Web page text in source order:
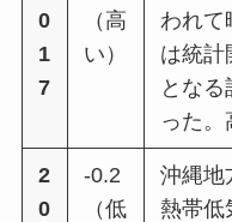
0
1
7
（⾼
い）
われて
は統計
とな
った。
2
0
-0.2
（低
沖縄地
熱帯低